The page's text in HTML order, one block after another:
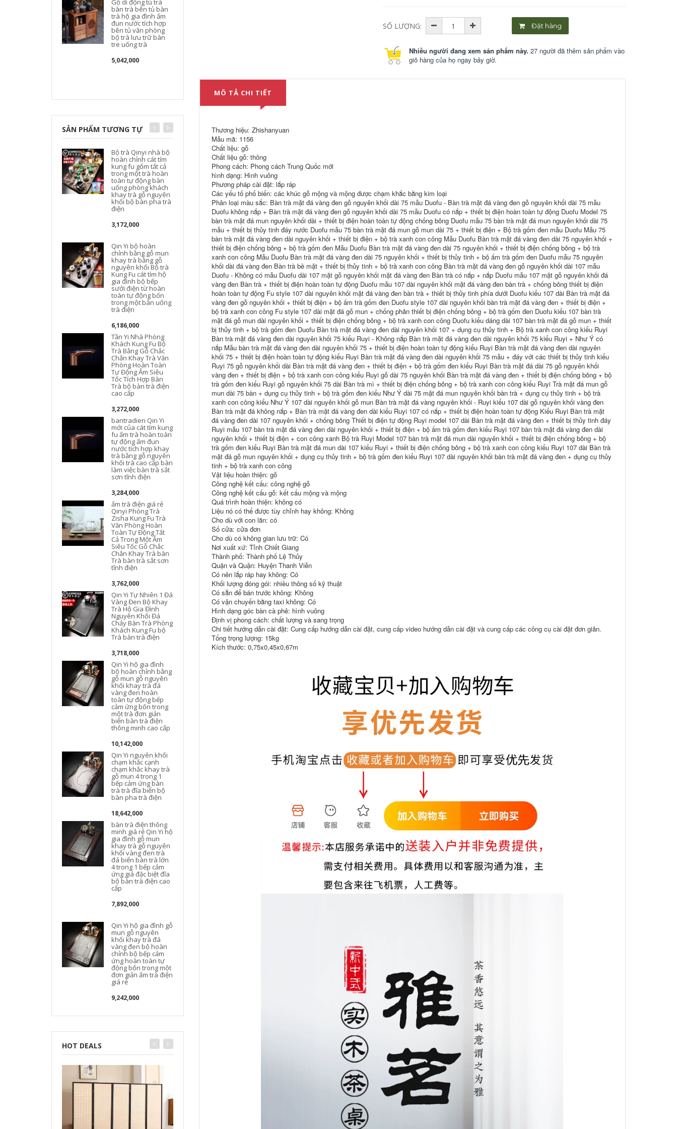
Gỗ di động tủ trà
bàn trà bên tủ bàn
trà hộ gia đình ấm
đun nước tích hợp
bên tủ văn phòng
bộ trà lưu trữ bàn
tre uống trà
5,042,000
4,602,000
đình, bàn cà phê
nhỏ, bộ trà kung fu
SẢN PHẨM TƯƠNG TỰ
Bộ trà Qinyi nhà bộ
hoàn chỉnh cát tím
kung fu gốm tất cả
trong một trà hoàn
toàn tự động bàn
uống phòng khách
khay trà gỗ nguyên
khối bộ bàn pha trà
điện
3,172,000
Qin Yi bộ hoàn
chỉnh bằng gỗ mun
khay trà bằng gỗ
nguyên khối Bộ trà
Kung Fu cát tím hộ
gia đình bộ bếp
sưởi điện từ hoàn
toàn tự động bốn
trong một bàn uống
trà điện
6,186,000
Tần Yi Nhà Phòng
Khách Kung Fu Bộ
Trà Bằng Gỗ Chắc
Chắn Khay Trà Văn
Phòng Hoàn Toàn
Tự Động Ấm Siêu
Tốc Tích Hợp Bàn
Trà bộ bàn trà điện
cao cấp
3,272,000
bantradien Qin Yi
mới của cát tím kung
fu ấm trà hoàn toàn
tự động ấm đun
nước tích hợp khay
trà bằng gỗ nguyên
khối trà cao cấp bàn
làm việc bàn trà sắt
sơn tĩnh điện
3,284,000
ấm trà điện giá rẻ
Qinyi Phòng Trà
Zisha Kung Fu Trà
Văn Phòng Hoàn
Toàn Tự Động Tất
Cả Trong Một Ấm
Siêu Tốc Gỗ Chắc
Chắn Khay Trà bàn
Trà bàn trà sắt sơn
tĩnh điện
3,762,000
Qin Yi Tự Nhiên 1 Đá
Vàng Đen Bộ Khay
Trà Hộ Gia Đình
Nguyên Khối Đá
Chảy Bàn Trà Phòng
Khách Kung Fu bộ
Trà bàn trà điện
3,718,000
Qin Yi hộ gia đình
bộ hoàn chỉnh bằng
gỗ mun gỗ nguyên
khối khay trà đá
vàng đen hoàn
toàn tự động bếp
cảm ứng bốn trong
một trà đơn giản
biển bàn trà điện
thông minh cao cấp
10,142,000
Qin Yi nguyên khối
chạm khắc cạnh
chạm khắc khay trà
gỗ mun 4 trong 1
bếp cảm ứng bàn
trà trà đĩa biển bộ
bàn pha trà điện
18,642,000
bàn trà điện thông
minh giá rẻ Qin Yi hộ
gia đình gỗ mun
khay trà gỗ nguyên
khối vàng đen trà
đá biển bàn trà lớn
4 trong 1 bếp cảm
ứng giá đặc biệt đĩa
bộ bàn trà điện cao
cấp
7,892,000
Qin Yi hộ gia đình gỗ
mun gỗ nguyên
khối khay trà đá
vàng đen bộ hoàn
chỉnh bộ bếp cảm
ứng hoàn toàn tự
động bốn trong một
đơn giản ấm trà điện
giá rẻ
9,242,000
Toàn bộ khay trà đá
vàng đen tự nhiên
dành cho gia đình
trà đơn giản biển
hoàn toàn tự động
thiết bị điện văn
phòng tích hợp bàn
trà đá kung fu bàn
trà điện tử
3,108,000
Tự nhiên vàng đen
khay trà đá ánh
sáng sang trọng
hiện đại đơn giản
Trung Quốc phòng
khách bộ trà hoàn
toàn tự động điện
bàn trà đá bếp điện
bàn trà
3,172,000
Toàn bộ khay trà đá
vàng đen tự nhiên,
bộ trà Kung Fu hoàn
toàn tự động, bàn
trà đá cảm ứng đơn
giản gia dụng bộ
bàn pha trà điện
4,066,000
Toàn bộ khay trà đá
vàng đen tự nhiên
Bộ trà gia đình hoàn
toàn tự động Bàn
trà đá đốt nước một
mảnh Bàn trà Kung
Fu Biển bán bàn trà
điện
3,882,000
bán bàn trà điện Bộ
ấm trà cho phòng
khách gia đình Bộ
trà Kung Fu trà gỗ
nguyên khối biển
ấm đun nước hoàn
toàn tự động tích
hợp bàn trà đơn
giản bàn trà điện gỗ
hương
3,128,000
bàn pha trà bằng
điện Bộ trà hoàn
toàn tự động cho
phòng khách gia
đình Bộ bàn trà
Kung Fu đầy đủ đáy
có ấm đun nước
thủy tinh tích hợp
khay trà ban tra
dien
3,906,000
ấm trà hoàn chỉnh,
ấm đun nước gia
vòi nước chảy khay
trà bằng gỗ nguyên
khối bộ pha trà bàn
pha trà điện
4,182,000
hướng dẫn lắp bàn
trà điện Khay trà
bằng gỗ nguyên
khối hoàn chỉnh Bộ
trà Kung Fu hoàn
toàn tự động tất cả
trong một gốm sứ
phòng khách văn
phòng đơn giản bàn
trà bàn trà điện giá
rẻ
3,372,000
Khay trà, bàn trà,
bộ trà Kung Fu lớn,
bếp từ hoàn toàn tự
động gia dụng,
phòng khách, bộ
gốm sứ cát tím hoàn
chỉnh đơn giản bán
bàn trà điện
3,722,000
ban tra dien Khay
trà hộ gia đình kung
fu trà gốm sứ cát
tím phòng khách
đơn giản hoàn toàn
tự động cảm ứng
3,682,000
Khay trà gia đình Bộ
bàn trà hoàn toàn
Bộ trà cho gia đình
phòng khách kung
fu bàn trà trà nồi
đình hoàn toàn tự
động tích hợp khay
trà bộ hoàn chỉnh
khách bàn trà ban
tra dien
2,884,000
khách gia đình Bộ
trà Kung Fu hoàn
chỉnh đơn giản Khay
từ hoàn toàn tự
động Bàn trà tích
hợp bộ bàn pha trà
điện
3,012,000
khay trà gỗ hoàn
toàn tự động cảm
ứng văn phòng
phòng khách tích
hợp bàn trà đá
kung fu bộ trà bộ
bàn trà điện cao cấp
khối bàn trà đĩa
Kung Fu trà hoàn
toàn tự động cảm
ứng tích hợp khay
trà trà biển ấm trà
điện giá rẻ
HOT DEALS
SỐ LƯỢNG: Đặt hàng
Nhiều người đang xem sản phẩm này. 27 người đã thêm sản phẩm vào
giỏ hàng của họ ngay bây giờ.
MÔ TẢ CHI TIẾT
Thương hiệu: Zhishanyuan
Mẫu mã: 1156
Chất liệu: gỗ
Chất liệu gỗ: thông
Phong cách: Phong cách Trung Quốc mới
hình dạng: Hình vuông
Phương pháp cài đặt: lắp ráp
Các yếu tố phổ biến: các khúc gỗ mộng và mộng được chạm khắc bằng kim loại
Phân loại màu sắc: Bàn trà mặt đá vàng đen gỗ nguyên khối dài 75 mẫu Duofu - Bàn trà mặt đá vàng đen gỗ nguyên khối dài 75 mẫu
Duofu không nắp + Bàn trà mặt đá vàng đen gỗ nguyên khối dài 75 mẫu Duofu có nắp + thiết bị điện hoàn toàn tự động Duofu Model 75
bàn trà mặt đá mun nguyên khối dài + thiết bị điện hoàn toàn tự động chống bỏng Duofu mẫu 75 bàn trà mặt đá mun nguyên khối dài 75
mẫu + thiết bị thủy tinh đáy nước Duofu mẫu 75 bàn trà mặt đá mun gỗ mun dài 75 + thiết bị điện + Bộ trà gốm đen mẫu Duofu Mẫu 75
bàn trà mặt đá vàng đen dài nguyên khối + thiết bị điện + bộ trà xanh con công Mẫu Duofu Bàn trà mặt đá vàng đen dài 75 nguyên khối +
thiết bị điện chống bỏng + bộ trà gốm đen Mẫu Duofu Bàn trà mặt đá vàng đen dài 75 nguyên khối + thiết bị điện chống bỏng + bộ trà
xanh con công Mẫu Duofu Bàn trà mặt đá vàng đen dài 75 nguyên khối + thiết bị thủy tinh + bộ ấm trà gốm đen Duofu mẫu 75 nguyên
khối dài đá vàng đen Bàn trà bề mặt + thiết bị thủy tinh + bộ trà xanh con công Bàn trà mặt đá vàng đen gỗ nguyên khối dài 107 mẫu
Duofu - Không có mẫu Duofu dài 107 mặt gỗ nguyên khối mặt đá vàng đen Bàn trà có nắp + nắp Duofu mẫu 107 mặt gỗ nguyên khối đá
vàng đen Bàn trà + thiết bị điện hoàn toàn tự động Duofu mẫu 107 dài nguyên khối mặt đá vàng đen bàn trà + chống bỏng thiết bị điện
hoàn toàn tự động Fu style 107 dài nguyên khối mặt đá vàng đen bàn trà + thiết bị thủy tinh phía dưới Duofu kiểu 107 dài Bàn trà mặt đá
vàng đen gỗ nguyên khối + thiết bị điện + bộ ấm trà gốm đen Duofu style 107 dài nguyên khối bàn trà mặt đá vàng đen + thiết bị điện +
bộ trà xanh con công Fu style 107 dài mặt đá gỗ mun + chống phản thiết bị điện chống bỏng + bộ trà gốm đen Duofu kiểu 107 bàn trà
mặt đá gỗ mun dài nguyên khối + thiết bị điện chống bỏng + bộ trà xanh con công Duofu kiểu dáng dài 107 bàn trà mặt đá gỗ mun + thiết
bị thủy tinh + bộ trà gốm đen Duofu Bàn trà mặt đá vàng đen dài nguyên khối 107 + dụng cụ thủy tinh + Bộ trà xanh con công kiểu Ruyi
Bàn trà mặt đá vàng đen dài nguyên khối 75 kiểu Ruyi - Không nắp Bàn trà mặt đá vàng đen dài nguyên khối 75 kiểu Ruyi + Như Ý có
nắp Mẫu bàn trà mặt đá vàng đen dài nguyên khối 75 + thiết bị điện hoàn toàn tự động kiểu Ruyi Bàn trà mặt đá vàng đen dài nguyên
khối 75 + thiết bị điện hoàn toàn tự động kiểu Ruyi Bàn trà mặt đá vàng đen dài nguyên khối 75 mẫu + đáy với các thiết bị thủy tinh kiểu
Ruyi 75 gỗ nguyên khối dài Bàn trà mặt đá vàng đen + thiết bị điện + bộ trà gốm đen kiểu Ruyi Bàn trà mặt đá dài 75 gỗ nguyên khối
vàng đen + thiết bị điện + bộ trà xanh con công kiểu Ruyi gỗ dài 75 nguyên khối Bàn trà mặt đá vàng đen + thiết bị điện chống bỏng + bộ
trà gốm đen kiểu Ruyi gỗ nguyên khối 75 dài Bàn trà mì + thiết bị điện chống bỏng + bộ trà xanh con công kiểu Ruyi Trà mặt đá mun gỗ
mun dài 75 bàn + dụng cụ thủy tinh + bộ trà gốm đen kiểu Như Ý dài 75 mặt đá mun nguyên khối bàn trà + dụng cụ thủy tinh + bộ trà
xanh con công kiểu Như Ý 107 dài nguyên khối gỗ mun Bàn trà mặt đá vàng nguyên khối - Ruyi kiểu 107 dài gỗ nguyên khối vàng đen
Bàn trà mặt đá không nắp + Bàn trà mặt đá vàng đen dài kiểu Ruyi 107 có nắp + thiết bị điện hoàn toàn tự động Kiểu Ruyi Bàn trà mặt
đá vàng đen dài 107 nguyên khối + chống bỏng Thiết bị điện tự động Ruyi model 107 dài Bàn trà mặt đá vàng đen + thiết bị thủy tinh đáy
Ruyi mẫu 107 bàn trà mặt đá vàng đen dài nguyên khối + thiết bị điện + bộ ấm trà gốm đen kiểu Ruyi 107 bàn trà mặt đá vàng đen dài
nguyên khối + thiết bị điện + con công xanh Bộ trà Ruyi Model 107 bàn trà mặt đá mun dài nguyên khối + thiết bị điện chống bỏng + bộ
trà gốm đen kiểu Ruyi Bàn trà mặt đá mun dài 107 kiểu Ruyi + thiết bị điện chống bỏng + bộ trà xanh con công kiểu Ruyi 107 dài Bàn trà
mặt đá gỗ mun nguyên khối + dụng cụ thủy tinh + bộ trà gốm đen kiểu Ruyi 107 dài nguyên khối bàn trà mặt đá vàng đen + dụng cụ thủy
tinh + bộ trà xanh con công
Vật liệu hoàn thiện: gỗ
Công nghệ kết cấu: công nghệ gỗ
Công nghệ kết cấu gỗ: kết cấu mộng và mộng
Quá trình hoàn thiện: không có
Liệu nó có thể được tùy chỉnh hay không: Không
Cho dù với con lăn: có
Số cửa: cửa đơn
Cho dù có không gian lưu trữ: Có
Nơi xuất xứ: Tỉnh Chiết Giang
Thành phố: Thành phố Lệ Thủy
Quận và Quận: Huyện Thanh Viễn
Có nên lắp ráp hay không: Có
Khối lượng đóng gói: nhiều thông số kỹ thuật
Có sẵn để bán trước không: Không
Có vận chuyển bằng taxi không: Có
Hình dạng góc bàn cà phê: hình vuông
Định vị phong cách: chất lượng và sang trọng
Chi tiết hướng dẫn cài đặt: Cung cấp hướng dẫn cài đặt, cung cấp video hướng dẫn cài đặt và cung cấp các công cụ cài đặt đơn giản.
Tổng trọng lượng: 15kg
Kích thước: 0,75x0,45x0,67m